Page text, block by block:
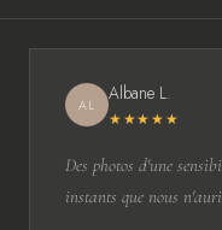
AL
Albane L.
★★★★★
Des photos d'une
instants que nous